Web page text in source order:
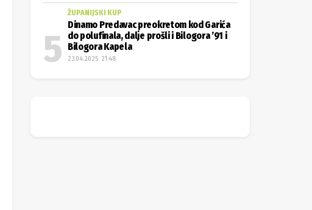
ŽUPANIJSKI KUP
Dinamo Predavac preokretom kod Garića
do polufinala, dalje prošli i Bilogora ’91 i
Bilogora Kapela
23.04.2025. 21:48